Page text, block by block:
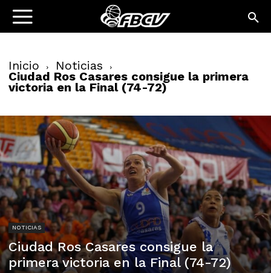
Inicio Noticias
Ciudad Ros Casares consigue la primera
victoria en la Final (74-72)
NOTICIAS
Ciudad Ros Casares consigue la
primera victoria en la Final (74-72)